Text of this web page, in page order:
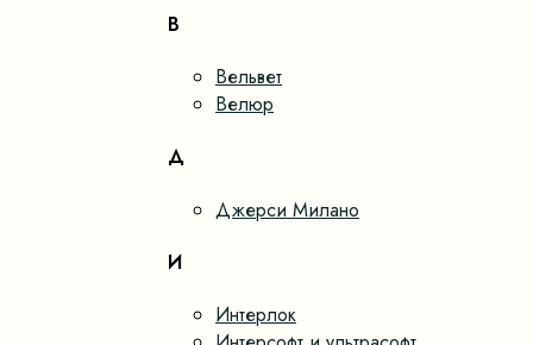
В
Вельвет
Велюр
Д
Джерси Милано
И
Интерлок